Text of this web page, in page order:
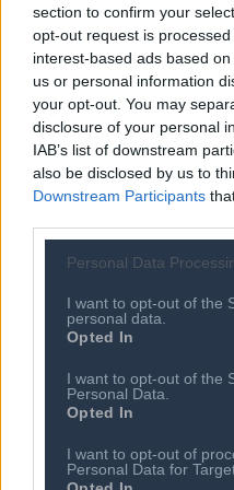
section to confirm your
opt-out request is
interest-based ads based
us or personal information
your opt-out. You may
disclosure of your personal
IAB’s list of downstream
also be disclosed by us to
Downstream Participants
Personal Data
I want to opt-out of the
personal data.
Opted In
I want to opt-out of the
Personal Data.
Opted In
I want to opt-out of
Personal Data for
αντίστοιχη περσινή
επισκέπτες προέρχονταν
Ηνωμένο Βασίλειο,
Συνολικά,
δυνατότητα να κάνουν
της Vodafone, και
190 χώρες να κάνουν
Το YouTube“ νούμερο 1”
δεδομένων και στο νέο
των Αυγουστιάτικων
και 30 Αυγούστου η
κατακόρυφη αύξηση της
Σύμφωνα με τα
Κέντρο